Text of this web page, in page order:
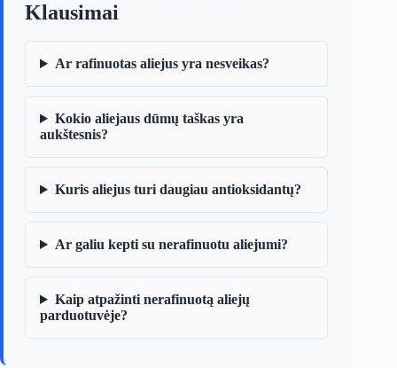
Klausimai
Ar rafinuotas aliejus yra nesveikas?
Kokio aliejaus dūmų taškas yra
aukštesnis?
Kuris aliejus turi daugiau antioksidantų?
Ar galiu kepti su nerafinuotu aliejumi?
Kaip atpažinti nerafinuotą aliejų
parduotuvėje?